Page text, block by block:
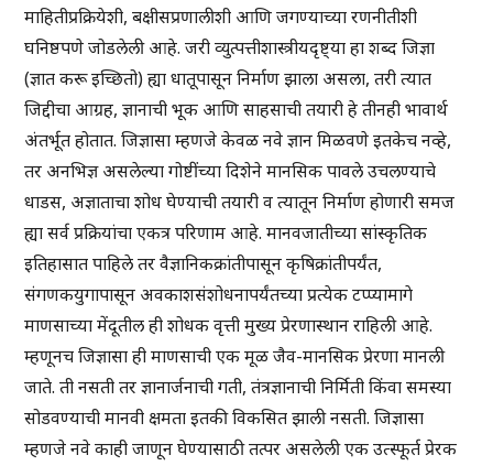
माहितीप्रक्रियेशी, बक्षीसप्रणालीशी आणि जगण्याच्या रणनीतीशी
घनिष्ठपणे जोडलेली आहे. जरी व्युत्पत्तीशास्त्रीयदृष्ट्या हा शब्द जिज्ञा
(ज्ञात करू इच्छितो) ह्या धातूपासून निर्माण झाला असला, तरी त्यात
जिद्दीचा आग्रह, ज्ञानाची भूक आणि साहसाची तयारी हे तीनही भावार्थ
अंतर्भूत होतात. जिज्ञासा म्हणजे केवळ नवे ज्ञान मिळवणे इतकेच नव्हे,
तर अनभिज्ञ असलेल्या गोष्टींच्या दिशेने मानसिक पावले उचलण्याचे
धाडस, अज्ञाताचा शोध घेण्याची तयारी व त्यातून निर्माण होणारी समज
ह्या सर्व प्रक्रियांचा एकत्र परिणाम आहे. मानवजातीच्या सांस्कृतिक
इतिहासात पाहिले तर वैज्ञानिकक्रांतीपासून कृषिक्रांतीपर्यंत,
संगणकयुगापासून अवकाशसंशोधनापर्यंतच्या प्रत्येक टप्प्यामागे
माणसाच्या मेंदूतील ही शोधक वृत्ती मुख्य प्रेरणास्थान राहिली आहे.
म्हणूनच जिज्ञासा ही माणसाची एक मूळ जैव-मानसिक प्रेरणा मानली
जाते. ती नसती तर ज्ञानार्जनाची गती, तंत्रज्ञानाची निर्मिती किंवा समस्या
सोडवण्याची मानवी क्षमता इतकी विकसित झाली नसती. जिज्ञासा
म्हणजे नवे काही जाणून घेण्यासाठी तत्पर असलेली एक उत्स्फूर्त प्रेरक